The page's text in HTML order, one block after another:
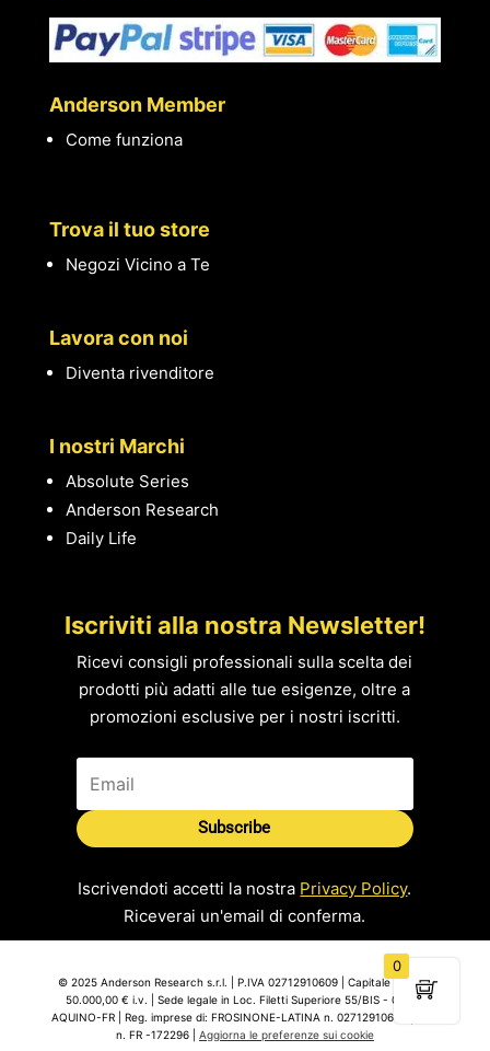
Anderson Member
Come funziona
Trova il tuo store
Negozi Vicino a Te
Lavora con noi
Diventa rivenditore
I nostri Marchi
Absolute Series
Anderson Research
Daily Life
Iscriviti alla nostra Newsletter!
Ricevi consigli professionali sulla scelta dei
prodotti più adatti alle tue esigenze, oltre a
promozioni esclusive per i nostri iscritti.
Subscribe
Iscrivendoti accetti la nostra Privacy Policy.
Riceverai un'email di conferma.
© 2025 Anderson Research s.r.l. | P.IVA 02712910609 | Capitale Sociale
50.000,00 € i.v. | Sede legale in Loc. Filetti Superiore 55/BIS - 03031
AQUINO-FR | Reg. imprese di: FROSINONE-LATINA n. 02712910609 | REA
n. FR -172296 | Aggiorna le preferenze sui cookie
0